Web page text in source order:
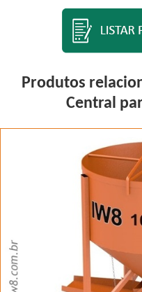
Produtos
Central